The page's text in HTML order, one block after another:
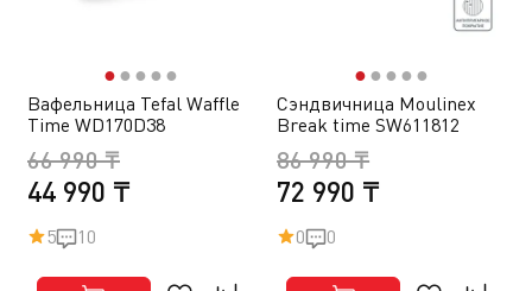
●● ● ● ●
Вафельница Tefal Waffle
Time WD170D38
44 990 ₸
66 990 ₸
5 10
●● ● ● ●
Сэндвичница Moulinex
Break time SW611812
72 990 ₸
86 990 ₸
0 0